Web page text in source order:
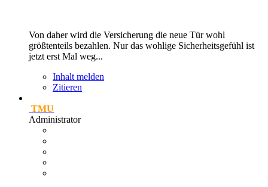
Von daher wird die Versicherung die neue Tür wohl
größtenteils bezahlen. Nur das wohlige Sicherheitsgefühl ist
jetzt erst Mal weg...
Inhalt melden
Zitieren
TMU
Administrator